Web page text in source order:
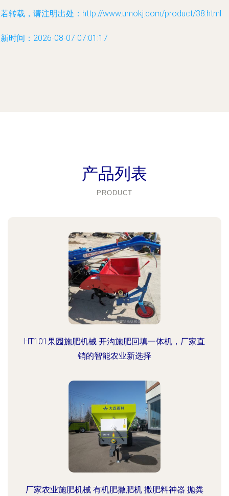
转载，请注明出处：http://www.umokj.com/product/38.html
时间：2026-08-07 07:01:17
产品列表
PRODUCT
HT101果园施肥机械 开沟施肥回填一体机，厂家直
销的智能农业新选择
厂家农业施肥机械 有机肥撒肥机 撒肥料神器 抛粪